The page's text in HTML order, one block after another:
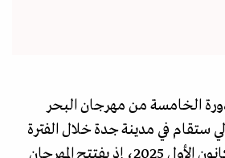
الخامسة من مهرجان البحر
ستقام في مدينة جدة خلال الفترة
من 4 إلى 13 ديسمبر/ كانون الأول 2025، إذ يفتتح المهرجان